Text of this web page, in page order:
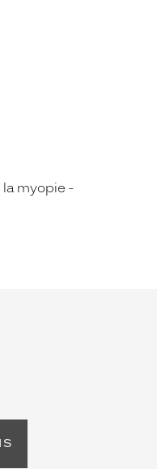
myopie